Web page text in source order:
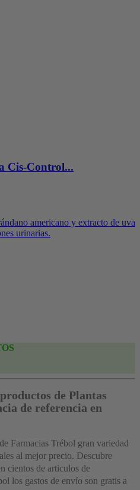
Cis-Control...
americano y extracto de uva
urinarias.
de Plantas
de referencia en
Farmacias Trébol gran variedad
al mejor precio. Descubre
cientos de articulos de
los gastos de envío son gratis a